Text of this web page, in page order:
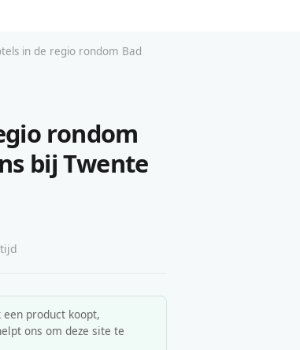
in de regio rondom Bad
rondom
bij Twente
product koopt,
ons om deze site te